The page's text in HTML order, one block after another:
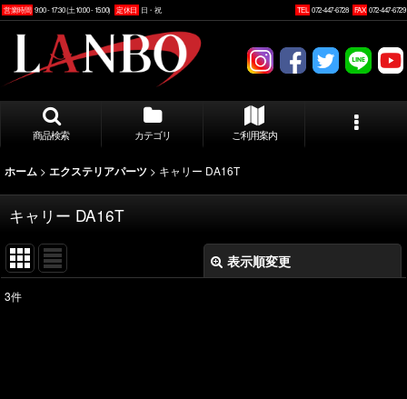
営業時間 9:00 - 17:30 (土10:00 - 15:00) 定休日 日・祝 TEL 072-447-6728 FAX 072-447-6729
商品検索 カテゴリ ご利用案内
ホーム > エクステリアパーツ > キャリー DA16T
キャリー DA16T
表示順変更
3件